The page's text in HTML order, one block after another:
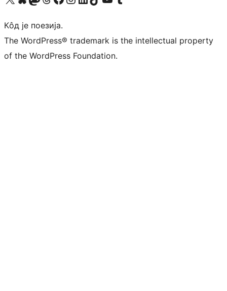
Кôд је поезија.
The WordPress® trademark is the intellectual property
of the WordPress Foundation.